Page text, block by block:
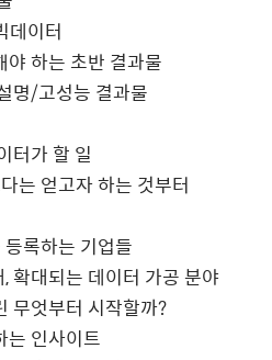
데이터
하는 초반 결과물
명/고성능 결과물
터가 할 일
는 얻고자 하는 것부터
록하는 기업들
,확대되는 데이터 가공 분야
무엇부터 시작할까?
는 인사이트